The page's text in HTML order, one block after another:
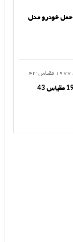
ماکت مرسدس بنز l608d حمل خودرو مدل